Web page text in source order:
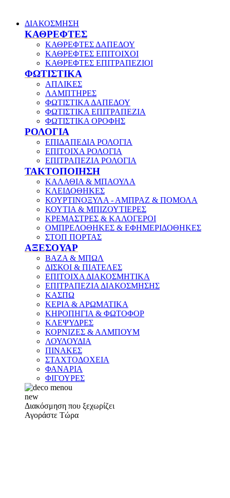
ΔΙΑΚΟΣΜΗΣΗ
ΚΑΘΡΕΦΤΕΣ
ΚΑΘΡΕΦΤΕΣ ΔΑΠΕΔΟΥ
ΚΑΘΡΕΦΤΕΣ ΕΠΙΤΟΙΧΟΙ
ΚΑΘΡΕΦΤΕΣ ΕΠΙΤΡΑΠΕΖΙΟΙ
ΦΩΤΙΣΤΙΚΑ
ΑΠΛΙΚΕΣ
ΛΑΜΠΤΗΡΕΣ
ΦΩΤΙΣΤΙΚΑ ΔΑΠΕΔΟΥ
ΦΩΤΙΣΤΙΚΑ ΕΠΙΤΡΑΠΕΖΙΑ
ΦΩΤΙΣΤΙΚΑ ΟΡΟΦΗΣ
ΡΟΛΟΓΙΑ
ΕΠΙΔΑΠΕΔΙΑ ΡΟΛΟΓΙΑ
ΕΠΙΤΟΙΧΑ ΡΟΛΟΓΙΑ
ΕΠΙΤΡΑΠΕΖΙΑ ΡΟΛΟΓΙΑ
ΤΑΚΤΟΠΟΙΗΣΗ
ΚΑΛΑΘΙΑ & ΜΠΑΟΥΛΑ
ΚΛΕΙΔΟΘΗΚΕΣ
ΚΟΥΡΤΙΝΟΞΥΛΑ - ΑΜΠΡΑΖ & ΠΟΜΟΛΑ
ΚΟΥΤΙΑ & ΜΠΙΖΟΥΤΙΕΡΕΣ
ΚΡΕΜΑΣΤΡΕΣ & ΚΑΛΟΓΕΡΟΙ
ΟΜΠΡΕΛΟΘΗΚΕΣ & ΕΦΗΜΕΡΙΔΟΘΗΚΕΣ
ΣΤΟΠ ΠΟΡΤΑΣ
ΑΞΕΣΟΥΑΡ
ΒΑΖΑ & ΜΠΩΛ
ΔΙΣΚΟΙ & ΠΙΑΤΕΛΕΣ
ΕΠΙΤΟΙΧΑ ΔΙΑΚΟΣΜΗΤΙΚΑ
ΕΠΙΤΡΑΠΕΖΙΑ ΔΙΑΚΟΣΜΗΣΗΣ
ΚΑΣΠΩ
ΚΕΡΙΑ & ΑΡΩΜΑΤΙΚΑ
ΚΗΡΟΠΗΓΙΑ & ΦΩΤΟΦΟΡ
ΚΛΕΨΥΔΡΕΣ
ΚΟΡΝΙΖΕΣ & ΑΛΜΠΟΥΜ
ΛΟΥΛΟΥΔΙΑ
ΠΙΝΑΚΕΣ
ΣΤΑΧΤΟΔΟΧΕΙΑ
ΦΑΝΑΡΙΑ
ΦΙΓΟΥΡΕΣ
new
Διακόσμηση που ξεχωρίζει
Αγοράστε Τώρα